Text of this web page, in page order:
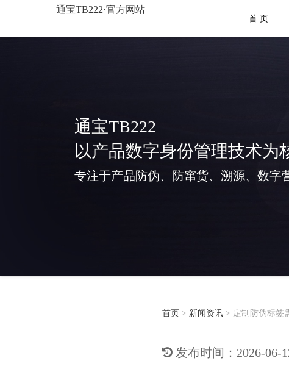
通宝TB222·官方网站
首 页
通宝TB222
以产品数字身份管理技术为
专注于产品防伪、防窜货、溯源、数字
首页 > 新闻资讯 > 定制防伪标签
发布时间：2026-06-